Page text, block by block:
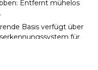
Entfernt mühelos
Basis verfügt über
für
den Conga von Ihrem